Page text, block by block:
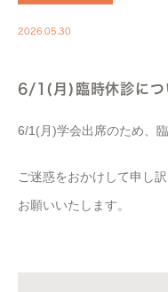
2026.05.30
6/1(月)臨時休診につ
6/1(月)学会出席のため、
ご迷惑をおかけして申し
お願いいたします。